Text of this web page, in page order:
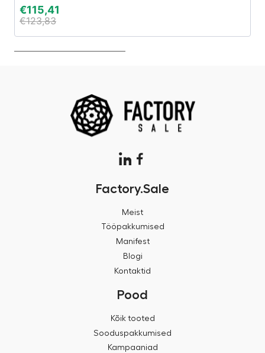
€115,41
€123,83
Factory.Sale
Meist
Tööpakkumised
Manifest
Blogi
Kontaktid
Pood
Kõik tooted
Sooduspakkumised
Kampaaniad